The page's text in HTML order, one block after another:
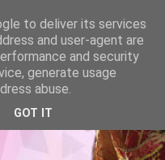
to deliver its services
and user-agent are
and security
generate usage
abuse.
GOT IT